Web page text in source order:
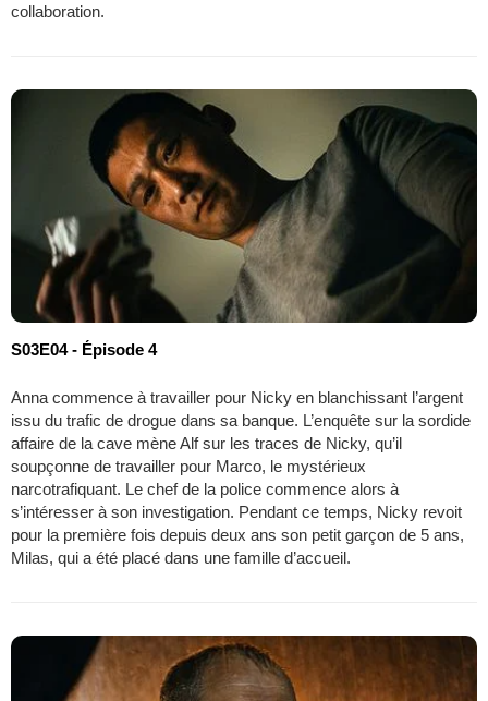
collaboration.
S03E04 - Épisode 4
Anna commence à travailler pour Nicky en blanchissant l’argent
issu du trafic de drogue dans sa banque. L’enquête sur la sordide
affaire de la cave mène Alf sur les traces de Nicky, qu’il
soupçonne de travailler pour Marco, le mystérieux
narcotrafiquant. Le chef de la police commence alors à
s’intéresser à son investigation. Pendant ce temps, Nicky revoit
pour la première fois depuis deux ans son petit garçon de 5 ans,
Milas, qui a été placé dans une famille d’accueil.